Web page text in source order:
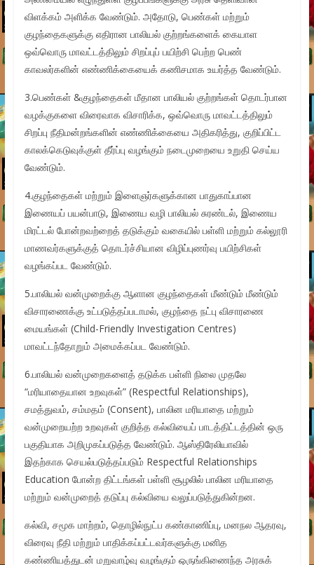
விளக்கம் அளிக்க வேண்டும். அதோடு, பெண்கள் மற்றும்
குழந்தைகளுக்கு எதிரான பாலியல் குற்றங்களைக் கையாள
ஒவ்வொரு மாவட்டத்திலும் சிறப்புப் பயிற்சி பெற்ற பெண்
காவலர்களின் எண்ணிக்கையைக் கணிசமாக உயர்த்த வேண்டும்.
3.பெண்கள் &குழந்தைகள் மீதான பாலியல் குற்றங்கள் தொடர்பான
வழக்குகளை விரைவாக விசாரிக்க, ஒவ்வொரு மாவட்டத்திலும்
சிறப்பு நீதிமன்றங்களின் எண்ணிக்கையை அதிகரித்து, குறிப்பிட்ட
காலக்கெடுவுக்குள் தீர்ப்பு வழங்கும் நடைமுறையை உறுதி செய்ய
வேண்டும்.
4.குழந்தைகள் மற்றும் இளைஞர்களுக்கான பாதுகாப்பான
இணையப் பயன்பாடு, இணைய வழி பாலியல் சுரண்டல், இணைய
மிரட்டல் போன்றவற்றைத் தடுக்கும் வகையில் பள்ளி மற்றும் கல்லூரி
மாணவர்களுக்குத் தொடர்ச்சியான விழிப்புணர்வு பயிற்சிகள்
வழங்கப்பட வேண்டும்.
5.பாலியல் வன்முறைக்கு ஆளான குழந்தைகள் மீண்டும் மீண்டும்
விசாரணைக்கு உட்படுத்தப்படாமல், குழந்தை நட்பு விசாரணை
மையங்கள் (Child-Friendly Investigation Centres)
மாவட்டந்தோறும் அமைக்கப்பட வேண்டும்.
6.பாலியல் வன்முறைகளைத் தடுக்க பள்ளி நிலை முதலே
“மரியாதையான உறவுகள்” (Respectful Relationships),
சமத்துவம், சம்மதம் (Consent), பாலின மரியாதை மற்றும்
வன்முறையற்ற உறவுகள் குறித்த கல்வியைப் பாடத்திட்டத்தின் ஒரு
பகுதியாக அறிமுகப்படுத்த வேண்டும். ஆஸ்திரேலியாவில்
இதற்காக செயல்படுத்தப்படும் Respectful Relationships
Education போன்ற திட்டங்கள் பள்ளி சூழலில் பாலின மரியாதை
மற்றும் வன்முறைத் தடுப்பு கல்வியை வலுப்படுத்துகின்றன.
கல்வி, சமூக மாற்றம், தொழில்நுட்ப கண்காணிப்பு, மனநல ஆதரவு,
விரைவு நீதி மற்றும் பாதிக்கப்பட்டவர்களுக்கு மனித
கண்ணியத்துடன் மறுவாழ்வு வழங்கும் ஒருங்கிணைந்த அரசுக்